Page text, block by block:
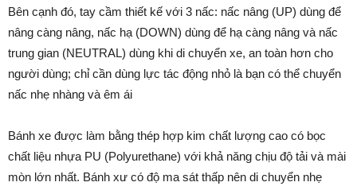
Bên cạnh đó, tay cầm thiết kế với 3 nấc: nấc nâng (UP) dùng để
nâng càng nâng, nấc hạ (DOWN) dùng để hạ càng nâng và nấc
trung gian (NEUTRAL) dùng khi di chuyển xe, an toàn hơn cho
người dùng; chỉ cần dùng lực tác động nhỏ là bạn có thể chuyển
nấc nhẹ nhàng và êm ái
Bánh xe được làm bằng thép hợp kim chất lượng cao có bọc
chất liệu nhựa PU (Polyurethane) với khả năng chịu độ tải và mài
mòn lớn nhất. Bánh xư có độ ma sát thấp nên di chuyển nhẹ